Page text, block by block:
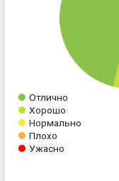
Отлично
Хорошо
Нормально
Плохо
Ужасно